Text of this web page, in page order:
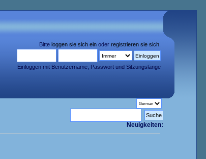
Bitte loggen sie sich einoder registrieren sie sich.
Einloggen mit Benutzername, Passwort und Sitzungslänge
Neuigkeiten: